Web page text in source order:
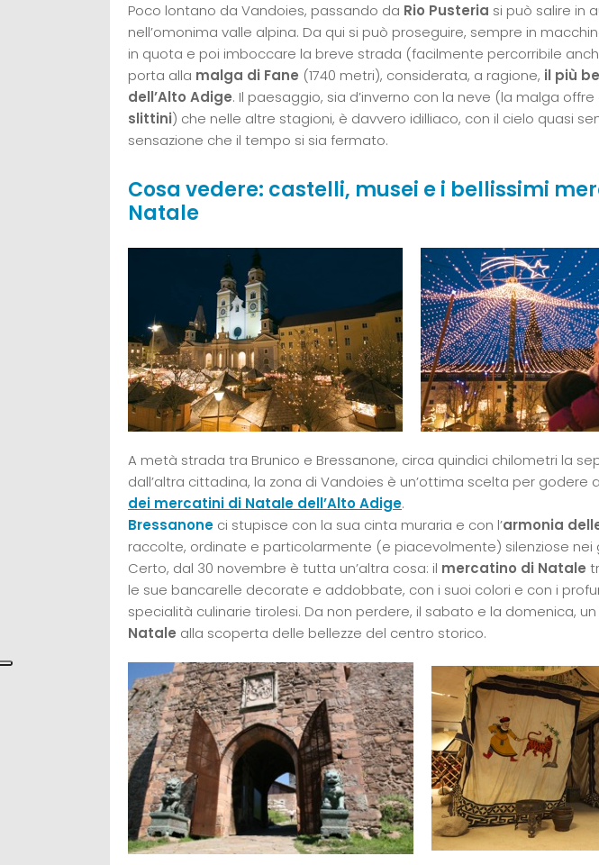
Poco lontano da Vandoies, passando da Rio Pusteria si può salire in
nell’omonima valle alpina. Da qui si può proseguire, sempre in
in quota e poi imboccare la breve strada (facilmente percorribile
porta alla malga di Fane (1740 metri), considerata, a ragione, il più
dell’Alto Adige. Il paesaggio, sia d’inverno con la neve (la malga
slittini) che nelle altre stagioni, è davvero idilliaco, con il cielo quasi
sensazione che il tempo si sia fermato.
Cosa vedere: castelli, musei e i bellissimi
Natale
A metà strada tra Brunico e Bressanone, circa quindici chilometri la
dall’altra cittadina, la zona di Vandoies è un’ottima scelta per godere
dei mercatini di Natale dell’Alto Adige.
Bressanone ci stupisce con la sua cinta muraria e con l’armonia
raccolte, ordinate e particolarmente (e piacevolmente) silenziose nei
Certo, dal 30 novembre è tutta un’altra cosa: il mercatino di Natale
le sue bancarelle decorate e addobbate, con i suoi colori e con i
specialità culinarie tirolesi. Da non perdere, il sabato e la domenica, un
Natale alla scoperta delle bellezze del centro storico.